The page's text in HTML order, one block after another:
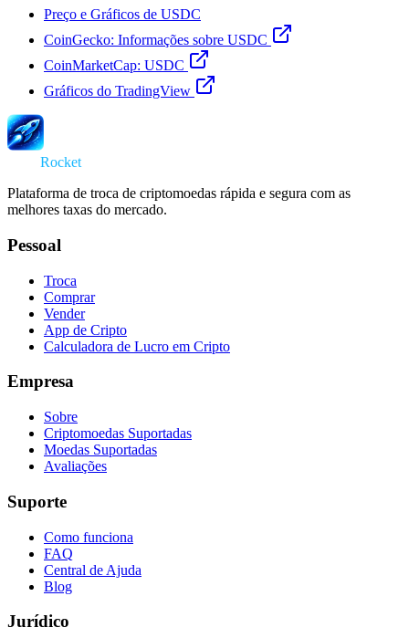
Preço e Gráficos de USDC
CoinGecko: Informações sobre USDC
CoinMarketCap: USDC
Gráficos do TradingView
Rocket
Plataforma de troca de criptomoedas rápida e segura com as
melhores taxas do mercado.
Pessoal
Troca
Comprar
Vender
App de Cripto
Calculadora de Lucro em Cripto
Empresa
Sobre
Criptomoedas Suportadas
Moedas Suportadas
Avaliações
Suporte
Como funciona
FAQ
Central de Ajuda
Blog
Jurídico